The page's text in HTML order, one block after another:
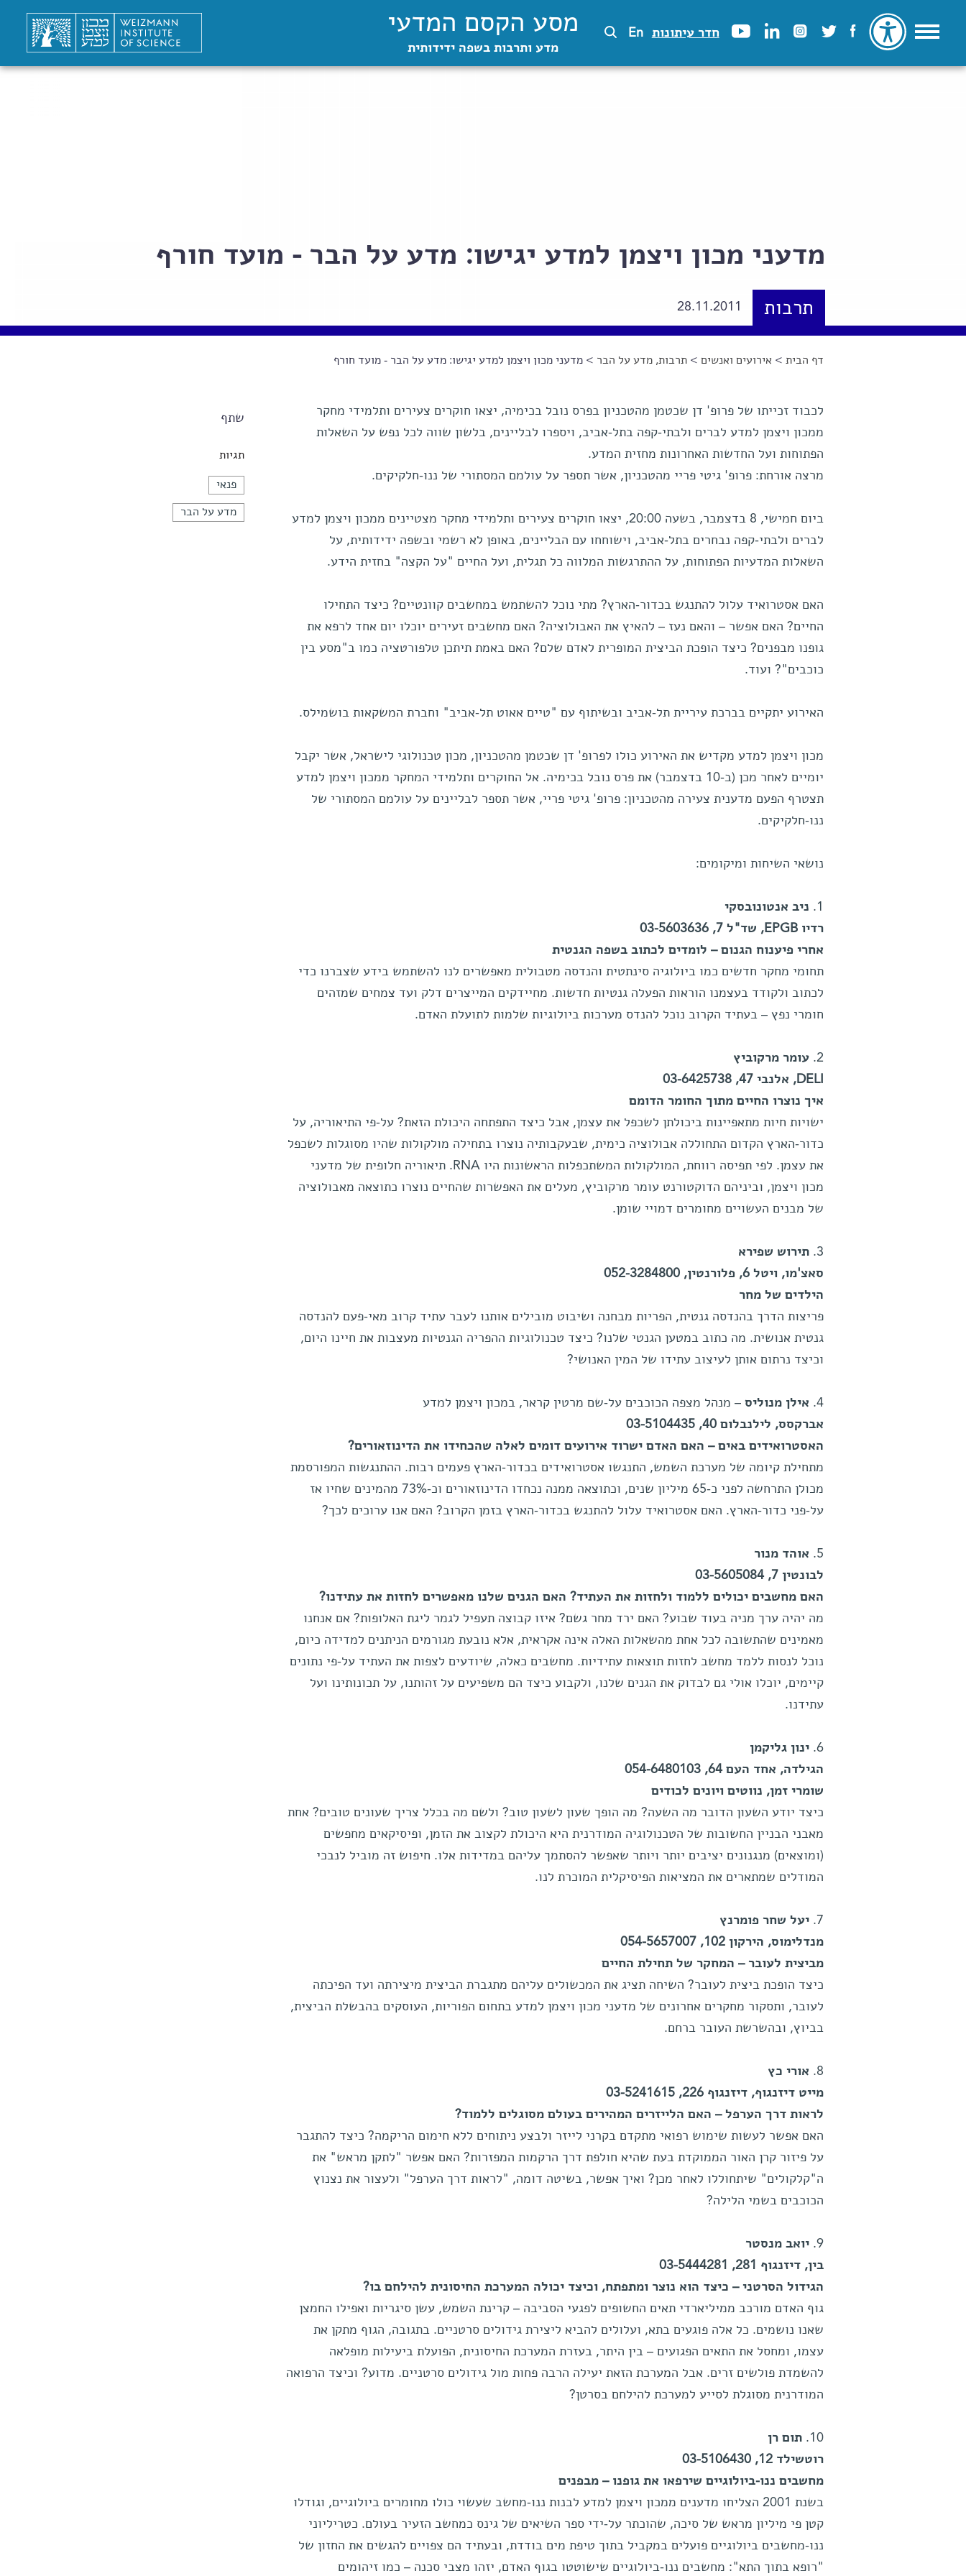
חדר עיתונות En מסע הקסם המדעי
מדע ותרבות בשפה ידידותית
מדעני מכון ויצמן למדע יגישו: מדע על הבר - מועד חורף
תרבות 28.11.2011
הינך נמצא כאן
דף הבית > אירועים ואנשים >תרבות, מדע על הבר > מדעני מכון ויצמן למדע יגישו: מדע על הבר - מועד חורף
שתף
תגיות
פנאי
מדע על הבר
לכבוד זכייתו של פרופ' דן שכטמן מהטכניון בפרס נובל בכימיה, יצאו חוקרים צעירים ותלמידי מחקר
ממכון ויצמן למדע לברים ולבתי-קפה בתל-אביב, ויספרו לבליינים, בלשון שווה לכל נפש על השאלות
הפתוחות ועל החדשות האחרונות מחזית המדע.
מרצה אורחת: פרופ' גיטי פריי מהטכניון, אשר תספר על עולמם המסתורי של ננו-חלקיקים.
ביום חמישי, 8 בדצמבר, בשעה 20:00, יצאו חוקרים צעירים ותלמידי מחקר מצטיינים ממכון ויצמן למדע
לברים ולבתי-קפה נבחרים בתל-אביב, וישוחחו עם הבליינים, באופן לא רשמי ובשפה ידידותית, על
השאלות המדעיות הפתוחות, על ההתרגשות המלווה כל תגלית, ועל החיים "על הקצה" בחזית הידע.
האם אסטרואיד עלול להתנגש בכדור-הארץ? מתי נוכל להשתמש במחשבים קוונטיים? כיצד התחילו
החיים? האם אפשר – והאם נעז – להאיץ את האבולוציה? האם מחשבים זעירים יוכלו יום אחד לרפא את
גופנו מבפנים? כיצד הופכת הביצית המופרית לאדם שלם? האם באמת תיתכן טלפורטציה כמו ב"מסע בין
כוכבים"? ועוד.
האירוע יתקיים בברכת עיריית תל-אביב ובשיתוף עם "טיים אאוט תל-אביב" וחברת המשקאות בושמילס.
מכון ויצמן למדע מקדיש את האירוע כולו לפרופ' דן שכטמן מהטכניון, מכון טכנולוגי לישראל, אשר יקבל
יומיים לאחר מכן (ב-10 בדצמבר) את פרס נובל בכימיה. אל החוקרים ותלמידי המחקר ממכון ויצמן למדע
תצטרף הפעם מדענית צעירה מהטכניון: פרופ' גיטי פריי, אשר תספר לבליינים על עולמם המסתורי של
ננו-חלקיקים.
נושאי השיחות ומיקומים:
1.
ניב אנטונובסקי
רדיו EPGB, שד"ל 7, 03-5603636
אחרי פיענוח הגנום – לומדים לכתוב בשפה הגנטית
תחומי מחקר חדשים כמו ביולוגיה סינתטית והנדסה מטבולית מאפשרים לנו להשתמש בידע שצברנו כדי
לכתוב ולקודד בעצמנו הוראות הפעלה גנטיות חדשות. מחיידקים המייצרים דלק ועד צמחים שמזהים
חומרי נפץ – בעתיד הקרוב נוכל להנדס מערכות ביולוגיות שלמות לתועלת האדם.
2.
עומר מרקוביץ
DELI, אלנבי 47, 03-6425738
איך נוצרו החיים מתוך החומר הדומם
ישויות חיות מתאפיינות ביכולתן לשכפל את עצמן, אבל כיצד התפתחה היכולת הזאת? על-פי התיאוריה, על
כדור-הארץ הקדום התחוללה אבולוציה כימית, שבעקבותיה נוצרו בתחילה מולקולות שהיו מסוגלות לשכפל
את עצמן. לפי תפיסה רווחת, המולקולות המשתכפלות הראשונות היו RNA. תיאוריה חלופית של מדעני
מכון ויצמן, וביניהם הדוקטורנט עומר מרקוביץ, מעלים את האפשרות שהחיים נוצרו כתוצאה מאבולוציה
של מבנים העשויים מחומרים דמויי שומן.
3. תירוש שפירא
סאצ'מו, ויטל 6, פלורנטין, 052-3284800
הילדים של מחר
פריצות הדרך בהנדסה גנטית, הפריות מבחנה ושיבוט מובילים אותנו לעבר עתיד קרוב מאי-פעם להנדסה
גנטית אנושית. מה כתוב במטען הגנטי שלנו? כיצד טכנולוגיות ההפריה הגנטיות מעצבות את חיינו היום,
וכיצד נרתום אותן לעיצוב עתידו של המין האנושי?
4. אילן מנוליס – מנהל מצפה הכוכבים על-שם מרטין קראר, במכון ויצמן למדע
אברקסס, לילנבלום 40, 03-5104435
האסטרואידים באים – האם האדם ישרוד אירועים דומים לאלה שהכחידו את הדינוזאורים?
מתחילת קיומה של מערכת השמש, התנגשו אסטרואידים בכדור-הארץ פעמים רבות. ההתנגשות המפורסמת
מכולן התרחשה לפני כ-65 מיליון שנים, וכתוצאה ממנה נכחדו הדינוזאורים וכ-73% מהמינים שחיו אז
על-פני כדור-הארץ. האם אסטרואיד עלול להתנגש בכדור-הארץ בזמן הקרוב? האם אנו ערוכים לכך?
5.
אוהד מנור
לבונטין 7, 03-5605084
האם מחשבים יכולים ללמוד ולחזות את העתיד? האם הגנים שלנו מאפשרים לחזות את עתידנו?
מה יהיה ערך מניה בעוד שבוע? האם ירד מחר גשם? איזו קבוצה תעפיל לגמר ליגת האלופות? אם אנחנו
מאמינים שהתשובה לכל אחת מהשאלות האלה אינה אקראית, אלא נובעת מגורמים הניתנים למדידה כיום,
נוכל לנסות ללמד מחשב לחזות תוצאות עתידיות. מחשבים כאלה, שיודעים לצפות את העתיד על-פי נתונים
קיימים, יוכלו אולי גם לבדוק את הגנים שלנו, ולקבוע כיצד הם משפיעים על זהותנו, על תכונותינו ועל
עתידנו.
6. ינון גליקמן
הגילדה, אחד העם 64, 054-6480103
שומרי זמן, נווטים ויונים לכודים
כיצד יודע השעון הדובר מה השעה? מה הופך שעון לשעון טוב? ולשם מה בכלל צריך שעונים טובים? אחת
מאבני הבניין החשובות של הטכנולוגיה המודרנית היא היכולת לקצוב את הזמן, ופיסיקאים מחפשים
(ומוצאים) מנגנונים יציבים יותר ויותר שאפשר להסתמך עליהם במדידות אלו. חיפוש זה מוביל לנבכי
המודלים שמתארים את המציאות הפיסיקלית המוכרת לנו.
7.
יעל שחר פומרנץ
מנדלימוס, הירקון 102, 054-5657007
מביצית לעובר – המחקר של תחילת החיים
כיצד הופכת ביצית לעובר? השיחה תציג את המכשולים עליהם מתגברת הביצית מיצירתה ועד הפיכתה
לעובר, ותסקור מחקרים אחרונים של מדעני מכון ויצמן למדע בתחום הפוריות, העוסקים בהבשלת הביצית,
בביוץ, ובהשרשת העובר ברחם.
8.
אורי כץ
מייט דיזנגוף, דיזנגוף 226, 03-5241615
לראות דרך הערפל – האם הלייזרים המהירים בעולם מסוגלים ללמוד?
האם אפשר לעשות שימוש רפואי מתקדם בקרני לייזר ולבצע ניתוחים ללא חימום הריקמה? כיצד להתגבר
על פיזור קרן האור הממוקדת בעת שהיא חולפת דרך הרקמות המפזרות? האם אפשר "לתקן מראש" את
ה"קלקולים" שיתחוללו לאחר מכן? ואיך אפשר, בשיטה דומה, "לראות דרך הערפל" ולעצור את נצנוץ
הכוכבים בשמי הלילה?
9. יואב מנסטר
בין, דיזנגוף 281, 03-5444281
הגידול הסרטני – כיצד הוא נוצר ומתפתח, וכיצד יכולה המערכת החיסונית להילחם בו?
גוף האדם מורכב ממיליארדי תאים החשופים לפגעי הסביבה – קרינת השמש, עשן סיגריות ואפילו החמצן
שאנו נושמים. כל אלה פוגעים בתא, ועלולים להביא ליצירת גידולים סרטניים. בתגובה, הגוף מתקן את
עצמו, ומחסל את התאים הפגועים – בין היתר, בעזרת המערכת החיסונית, הפועלת ביעילות מופלאה
להשמדת פולשים זרים. אבל המערכת הזאת יעילה הרבה פחות מול גידולים סרטניים. מדוע? וכיצד הרפואה
המודרנית מסוגלת לסייע למערכת להילחם בסרטן?
10.
תום רן
רוטשילד 12, 03-5106430
מחשבים ננו-ביולוגיים שירפאו את גופנו – מבפנים
בשנת 2001 הצליחו מדענים ממכון ויצמן למדע לבנות ננו-מחשב שעשוי כולו מחומרים ביולוגיים, וגודלו
קטן פי מיליון מראש של סיכה, שהוכתר על-ידי ספר השיאים של גינס כמחשב הזעיר בעולם. כטריליוני
ננו-מחשבים ביולוגיים פועלים במקביל בתוך טיפת מים בודדת, ובעתיד הם צפויים להגשים את החזון של
"רופא בתוך התא": מחשבים ננו-ביולוגיים שישוטטו בגוף האדם, יזהו מצבי סכנה – כמו זיהומים